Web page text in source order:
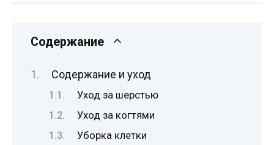
Содержание
Содержание и уход
Уход за шерстью
Уход за когтями
Уборка клетки